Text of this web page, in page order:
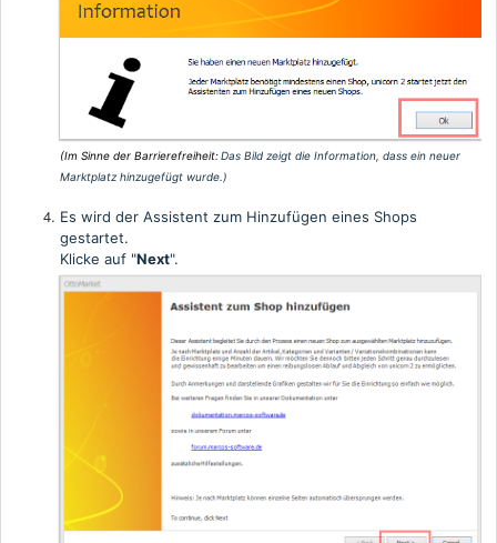
(Im Sinne der Barrierefreiheit:Das Bild zeigt die Information, dass ein neuer
Marktplatz hinzugefügt wurde. )
Es wird der Assistent zum Hinzufügen eines Shops
gestartet.
Klicke auf "Next".